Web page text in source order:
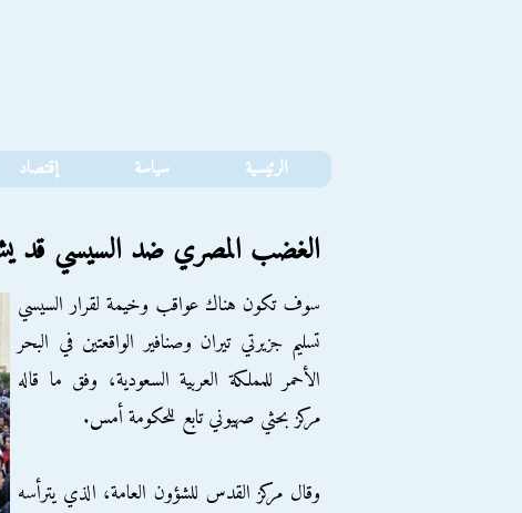
الرئيسية سياسة إقتصاد
الغضب المصري ضد السيسي قد
سوف تكون هناك عواقب وخيمة لقرار السيسي
تسليم جزيرتي تيران وصنافير الواقعتين في البحر
الأحمر للمملكة العربية السعودية، وفق ما قاله
مركز بحثي صهيوني تابع للحكومة أمس.
وقال مركز القدس للشؤون العامة، الذي يترأسه